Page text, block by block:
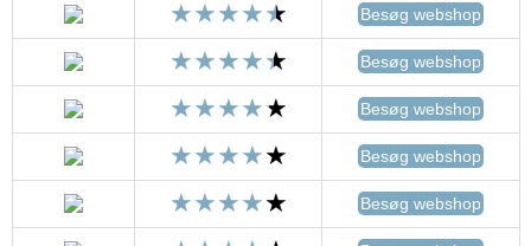
Besøg webshop
Besøg webshop
Besøg webshop
Besøg webshop
Besøg webshop